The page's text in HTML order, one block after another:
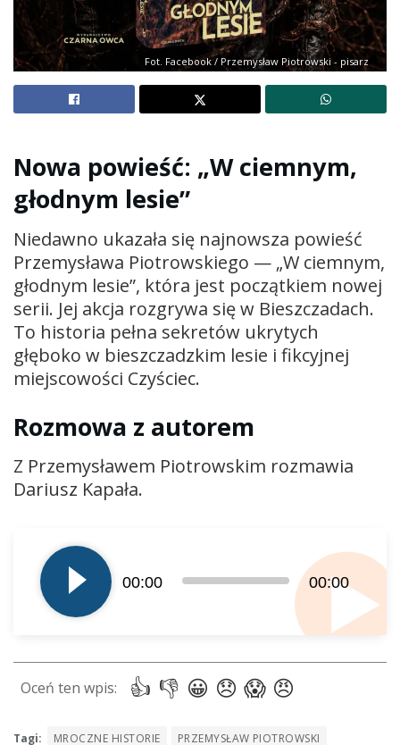
Fot. Facebook / Przemysław Piotrowski - pisarz
Nowa powieść: „W ciemnym,
głodnym lesie”
Niedawno ukazała się najnowsza powieść
Przemysława Piotrowskiego — „W ciemnym,
głodnym lesie”, która jest początkiem nowej
serii. Jej akcja rozgrywa się w Bieszczadach.
To historia pełna sekretów ukrytych
głęboko w bieszczadzkim lesie i fikcyjnej
miejscowości Czyściec.
Rozmowa z autorem
Z Przemysławem Piotrowskim rozmawia
Dariusz Kapała.
plików
dźwiękowych
00:00 00:00
Tagi: MROCZNE HISTORIE
PRZEMYSŁAW PIOTROWSKI